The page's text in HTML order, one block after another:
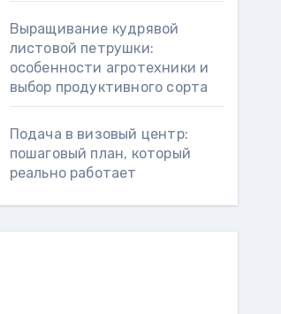
Выращивание кудрявой
листовой петрушки:
особенности агротехники и
выбор продуктивного сорта
Подача в визовый центр:
пошаговый план, который
реально работает